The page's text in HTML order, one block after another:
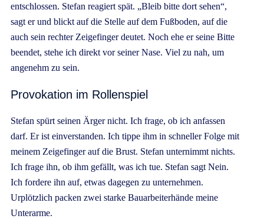
entschlossen. Stefan reagiert spät. „Bleib bitte dort sehen“,
sagt er und blickt auf die Stelle auf dem Fußboden, auf die
auch sein rechter Zeigefinger deutet. Noch ehe er seine Bitte
beendet, stehe ich direkt vor seiner Nase. Viel zu nah, um
angenehm zu sein.
Provokation im Rollenspiel
Stefan spürt seinen Ärger nicht. Ich frage, ob ich anfassen
darf. Er ist einverstanden. Ich tippe ihm in schneller Folge mit
meinem Zeigefinger auf die Brust. Stefan unternimmt nichts.
Ich frage ihn, ob ihm gefällt, was ich tue. Stefan sagt Nein.
Ich fordere ihn auf, etwas dagegen zu unternehmen.
Urplötzlich packen zwei starke Bauarbeiterhände meine
Unterarme.